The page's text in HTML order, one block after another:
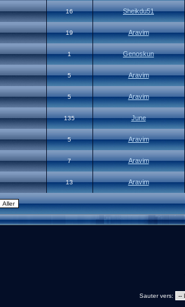
16 Sheikdu51
19 Aravim
1 Genoskun
5 Aravim
5 Aravim
135 June
5 Aravim
7 Aravim
13 Aravim
Sauter vers: